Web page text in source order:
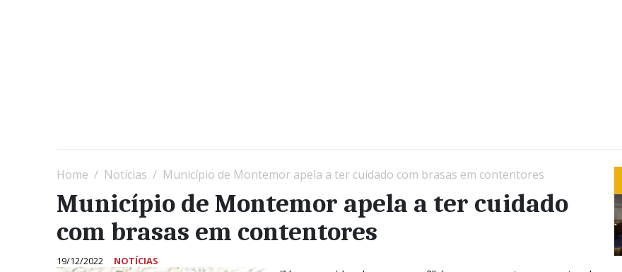
Home Notícias Município de Montemor apela a ter cuidado com brasas em contentores
Município de Montemor apela a ter cuidado
com brasas em contentores
19/12/2022 NOTÍCIAS